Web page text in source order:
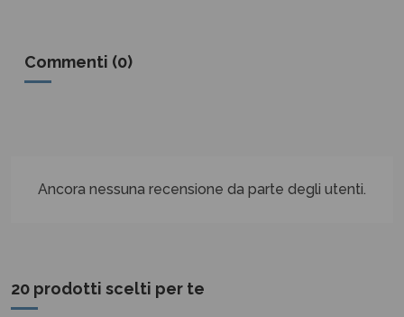
Commenti (0)
Ancora nessuna recensione da parte degli utenti.
20 prodotti scelti per te